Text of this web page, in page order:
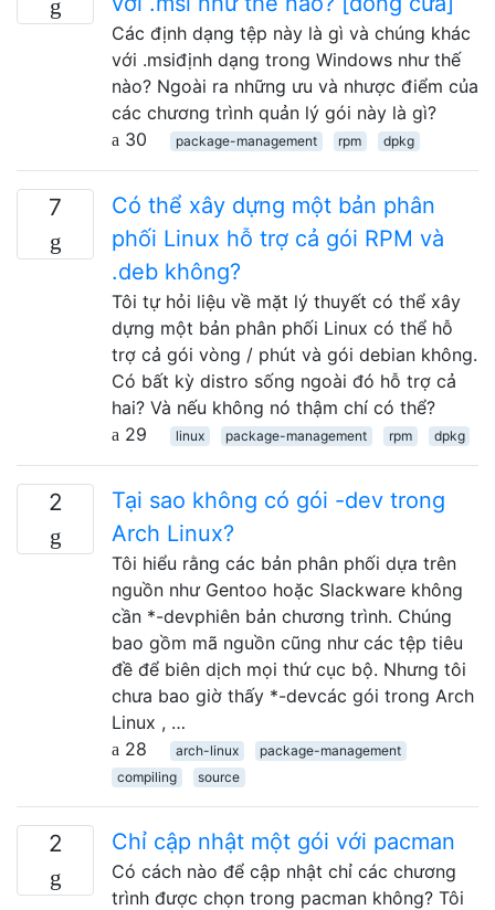
Các định dạng tệp này là gì và chúng khác
với .msiđịnh dạng trong Windows như thế
nào? Ngoài ra những ưu và nhược điểm của
các chương trình quản lý gói này là gì?
30
package-management rpm dpkg
7
Có thể xây dựng một bản phân
phối Linux hỗ trợ cả gói RPM và
.deb không?
Tôi tự hỏi liệu về mặt lý thuyết có thể xây
dựng một bản phân phối Linux có thể hỗ
trợ cả gói vòng / phút và gói debian không.
Có bất kỳ distro sống ngoài đó hỗ trợ cả
hai? Và nếu không nó thậm chí có thể?
29
linux package-management rpm dpkg
2
Tại sao không có gói -dev trong
Arch Linux?
Tôi hiểu rằng các bản phân phối dựa trên
nguồn như Gentoo hoặc Slackware không
cần *-devphiên bản chương trình. Chúng
bao gồm mã nguồn cũng như các tệp tiêu
đề để biên dịch mọi thứ cục bộ. Nhưng tôi
chưa bao giờ thấy *-devcác gói trong Arch
Linux , …
28
arch-linux
package-management
compiling
source
2 Chỉ cập nhật một gói với pacman
Có cách nào để cập nhật chỉ các chương
trình được chọn trong pacman không? Tôi